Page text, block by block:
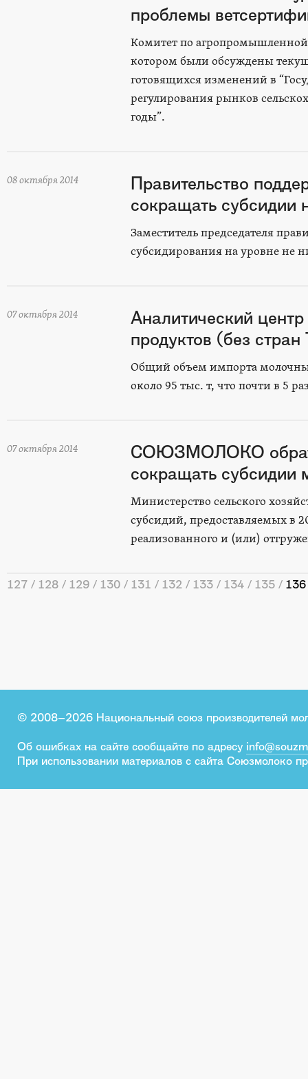
проблемы
Комитет по агропромышленной
котором были обсуждены
готовящихся изменений в
регулирования рынков
годы”.
08 октября 2014
Правительство
сокращать субсидии
Заместитель председателя
субсидирования на уровне не
07 октября 2014
Аналитический
продуктов (без
Общий объем импорта молочных
около 95 тыс. т, что почти в 5
07 октября 2014
СОЮЗМОЛОКО
сокращать субсидии
Министерство сельского
субсидий, предоставляемых в
реализованного и (или)
127 128 129 130 131 132 133 134 135 136
© 2008–2026 Национальный союз производителей
Об ошибках на сайте сообщайте по адресу
При использовании материалов с сайта Союзмолоко